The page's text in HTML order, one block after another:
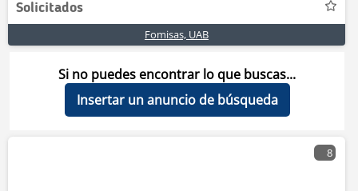
Solicitados
Fomisas, UAB
Si no puedes encontrar lo que buscas...
Insertar un anuncio de búsqueda
8